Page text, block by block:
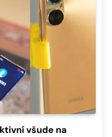
všude na